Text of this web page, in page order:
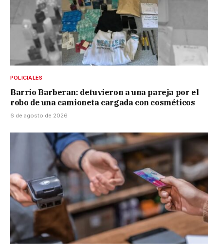
POLICIALES
Barrio Barberan: detuvieron a una pareja por el
robo de una camioneta cargada con cosméticos
6 de agosto de 2026